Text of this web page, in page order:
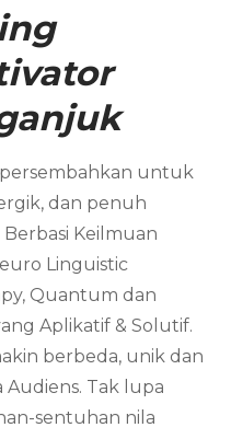
untuk
dan penuh
Keilmuan
Linguistic
Quantum dan
Aplikatif & Solutif.
berbeda, unik dan
Audiens. Tak lupa
sentuhan nila